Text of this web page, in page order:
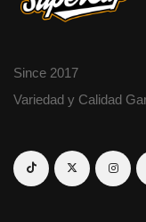
Since 2017
Variedad y Calidad